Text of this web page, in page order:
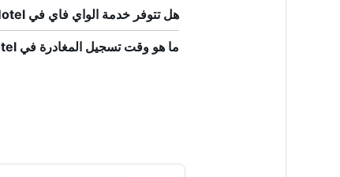
هل تتوفر خدمة الواي فاي في Travelers Rest Motel؟
ما هو وقت تسجيل المغادرة في Travelers Rest Motel؟